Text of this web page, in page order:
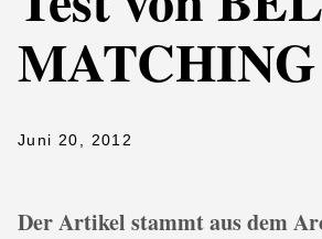
MATCHING
Juni 20, 2012
Der Artikel stammt aus dem